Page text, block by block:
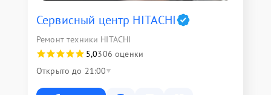
Сервисный центр HITACHI
Ремонт техники HITACHI
5,0306 оценки
Открыто до 21:00